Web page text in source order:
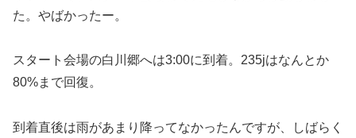
た。やばかったー。
スタート会場の白川郷へは3:00に到着。235jはなんとか
80%まで回復。
到着直後は雨があまり降ってなかったんですが、しばらく